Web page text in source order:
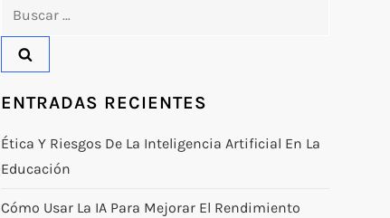
ENTRADAS RECIENTES
Ética Y Riesgos De La Inteligencia Artificial En La
Educación
Cómo Usar La IA Para Mejorar El Rendimiento